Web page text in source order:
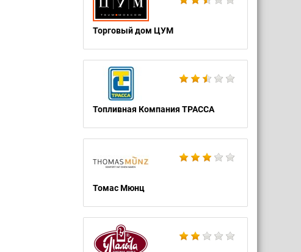
Торговый дом ЦУМ
Топливная Компания ТРАССА
Томас Мюнц